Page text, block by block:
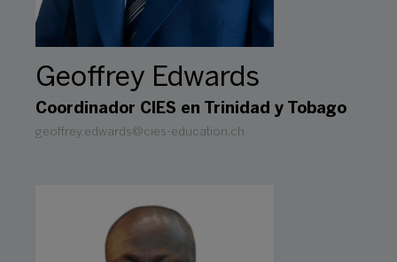
Geoffrey Edwards
Coordinador CIES en Trinidad y Tobago
geoffrey.edwards@cies-education.ch